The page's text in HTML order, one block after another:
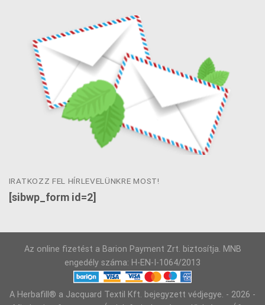
IRATKOZZ FEL HÍRLEVELÜNKRE MOST!
[sibwp_form id=2]
Az online fizetést a Barion Payment Zrt. biztosítja. MNB
engedély száma: H-EN-I-1064/2013
A Herbafill® a Jacquard Textil Kft. bejegyzett védjegye. - 2026 -